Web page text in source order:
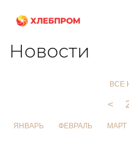
Главная О компании
Новости
ВСЕ
<
ЯНВАРЬ ФЕВРАЛЬ МАРТ